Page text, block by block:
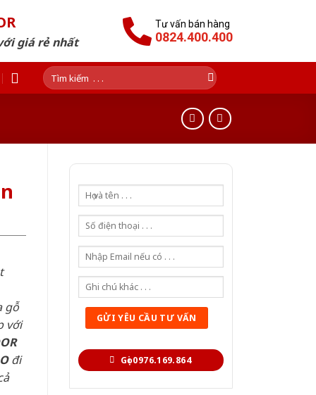
giá rẻ nhất
Tư vấn bán hàng
0824.400.400
Tìm
kiếm:
Gọi 0976.169.864
gỗ
với
đi